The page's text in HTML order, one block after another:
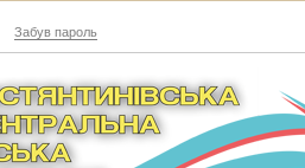
Забув пароль